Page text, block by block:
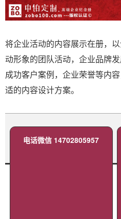
将企业活动的内容展示在册，
动形象的团队活动，企业品牌
成功客户案例，企业荣誉等内
适的内容设计方案。
电话微信 14702805957